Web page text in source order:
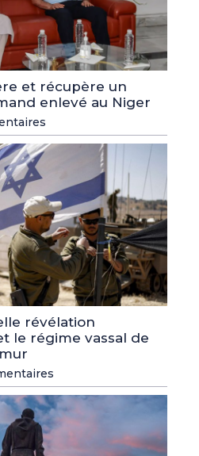
et récupère un
enlevé au Niger
révélation
le régime vassal de